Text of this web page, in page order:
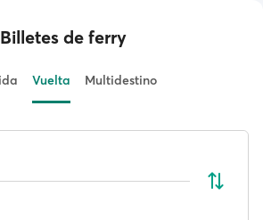
Billetes de ferry
Vuelta Multidestino